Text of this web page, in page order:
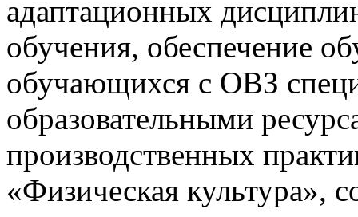
адаптационных
обучения, обеспечение
обучающихся с ОВЗ
образовательными
производственных
«Физическая культура»,